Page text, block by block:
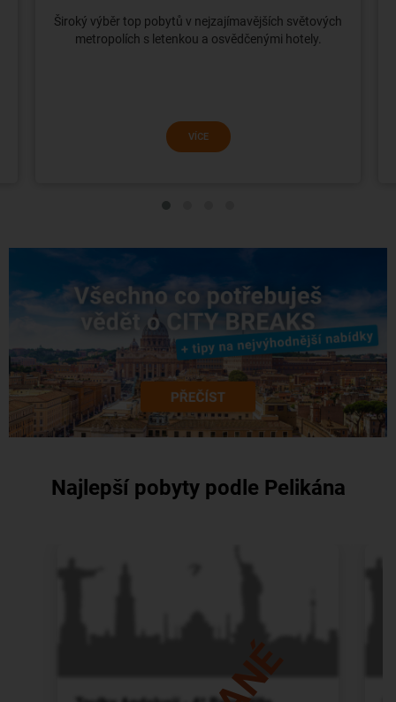
Široký výběr top pobytů v nejzajímavějších světových
metropolích s letenkou a osvědčenými hotely.
VÍCE
Najlepší pobyty podle Pelikána